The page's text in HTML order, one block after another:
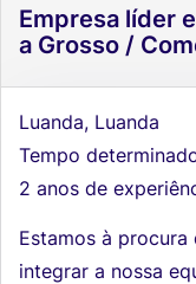
Empresa líder
a Grosso /
Luanda, Luanda
Tempo
2 anos de
Estamos à procura
integrar a nossa